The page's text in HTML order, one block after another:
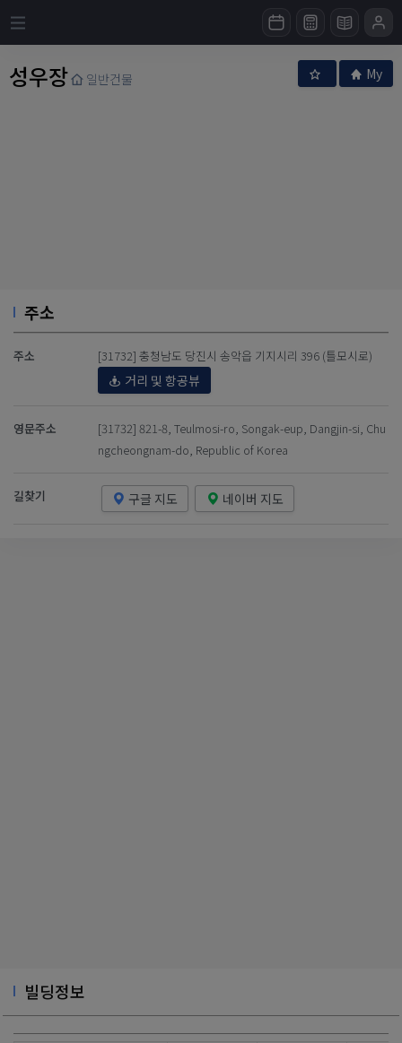
성우장 일반건물 My
주소
주소 [31732] 충청남도 당진시 송악읍 기지시리 396 (틀모시로)
거리 및 항공뷰
영문주소
[31732] 821-8, Teulmosi-ro, Songak-eup, Dangjin-si, Chu
ngcheongnam-do, Republic of Korea
길찾기 구글 지도 네이버 지도
빌딩정보